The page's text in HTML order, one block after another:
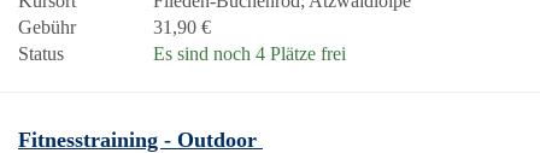
Gebühr
31,90 €
Status
Es sind noch 4 Plätze frei
Fitnesstraining - Outdoor